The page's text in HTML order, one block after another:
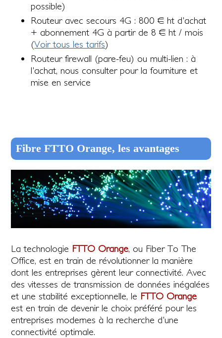
possible)
Routeur avec secours 4G : 800 € ht d'achat
+ abonnement 4G à partir de 8 € ht / mois
(Voir tous les tarifs)
Routeur firewall (pare-feu) ou multi-lien : à
l'achat, nous consulter pour la fourniture et
mise en service
Fibre FTTO Orange, les avantages
La technologie FTTO Orange, ou Fiber To The
Office, est en train de révolutionner la manière
dont les entreprises gèrent leur connectivité. Avec
des vitesses de transmission de données inégalées
et une stabilité exceptionnelle, le FTTO Orange
est en train de devenir le choix préféré pour les
entreprises modernes à la recherche d'une
connectivité optimale.